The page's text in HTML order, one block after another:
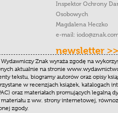
Inspektor Ochrony
Osobowych
Magdalena Heczko
e-mail:
newsletter >>
Wydawniczy Znak wyraża zgodę na
aktualnie na stronie
tekstu, biogramy autorów oraz opisy
w recenzjach książek, katalogach
oraz materiałach promujących legalną
z ww. strony internetowej,
zgody.